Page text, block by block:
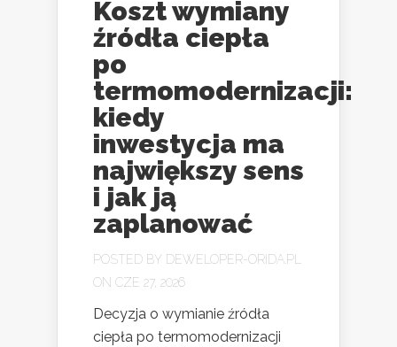
Koszt wymiany
źródła ciepła
po
termomodernizacji:
kiedy
inwestycja ma
największy sens
i jak ją
zaplanować
POSTED BY DEWELOPER-ORIDA.PL
ON CZE 27, 2026
Decyzja o wymianie źródła
ciepła po termomodernizacji